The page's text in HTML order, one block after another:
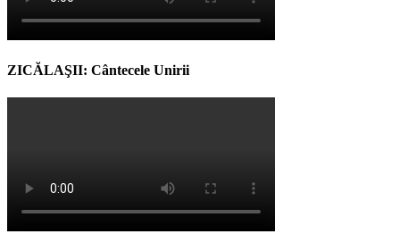
ZICĂLAŞII: Cântecele Unirii